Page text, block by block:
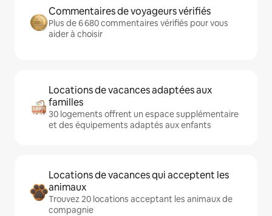
Commentaires de voyageurs vérifiés
Plus de 6 680 commentaires vérifiés pour vous
aider à choisir
Locations de vacances adaptées aux
familles
30 logements offrent un espace supplémentaire
et des équipements adaptés aux enfants
Locations de vacances qui acceptent les
animaux
Trouvez 20 locations acceptant les animaux de
compagnie